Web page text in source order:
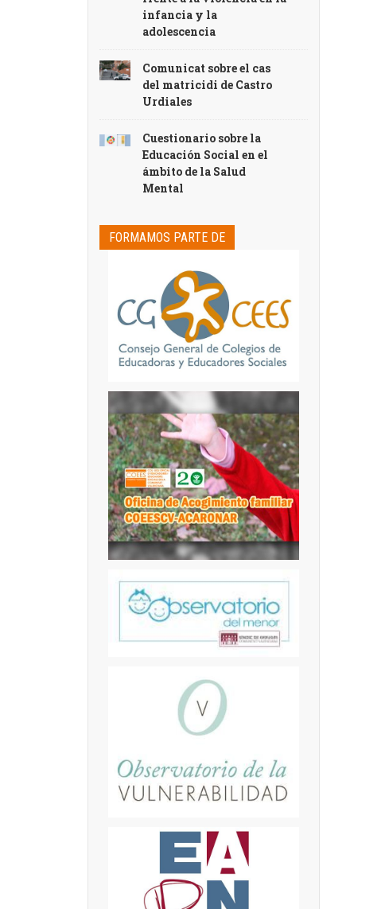
infancia y la
adolescencia
Comunicat sobre el cas
del matricidi de Castro
Urdiales
Cuestionario sobre la
Educación Social en el
ámbito de la Salud
Mental
FORMAMOS PARTE DE